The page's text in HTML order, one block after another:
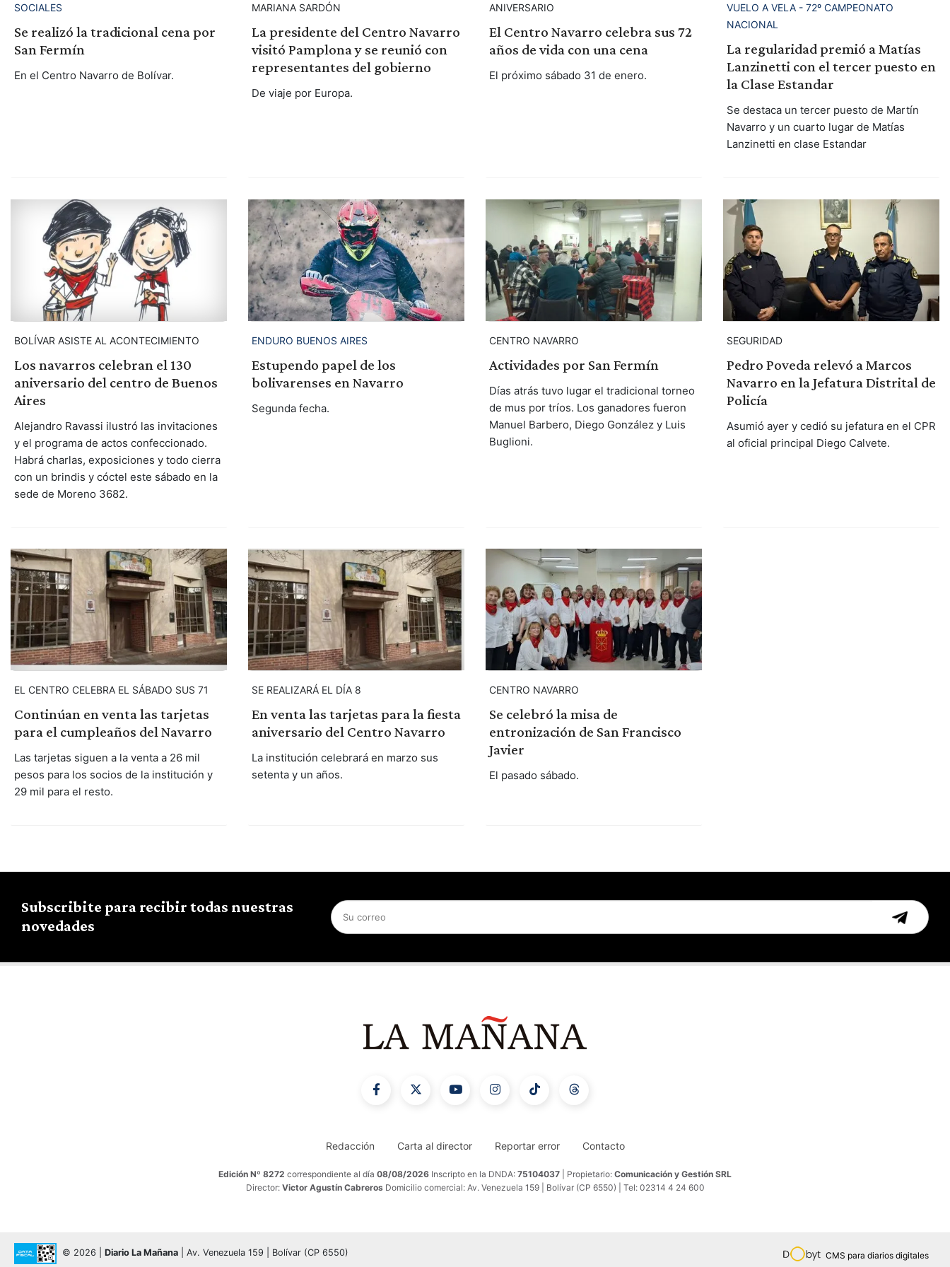
SOCIALES
Se realizó la tradicional cena por
San Fermín
En el Centro Navarro de Bolívar.
MARIANA SARDÓN
La presidente del Centro Navarro
visitó Pamplona y se reunió con
representantes del gobierno
De viaje por Europa.
ANIVERSARIO
El Centro Navarro celebra sus 72
años de vida con una cena
El próximo sábado 31 de enero.
VUELO A VELA - 72º CAMPEONATO
NACIONAL
La regularidad premió a Matías
Lanzinetti con el tercer puesto en
la Clase Estandar
Se destaca un tercer puesto de Martín
Navarro y un cuarto lugar de Matías
Lanzinetti en clase Estandar
BOLÍVAR ASISTE AL ACONTECIMIENTO
Los navarros celebran el 130
aniversario del centro de Buenos
Aires
Alejandro Ravassi ilustró las invitaciones
y el programa de actos confeccionado.
Habrá charlas, exposiciones y todo cierra
con un brindis y cóctel este sábado en la
sede de Moreno 3682.
ENDURO BUENOS AIRES
Estupendo papel de los
bolivarenses en Navarro
Segunda fecha.
CENTRO NAVARRO
Actividades por San Fermín
Días atrás tuvo lugar el tradicional torneo
de mus por tríos. Los ganadores fueron
Manuel Barbero, Diego González y Luis
Buglioni.
SEGURIDAD
Pedro Poveda relevó a Marcos
Navarro en la Jefatura Distrital de
Policía
Asumió ayer y cedió su jefatura en el CPR
al oficial principal Diego Calvete.
EL CENTRO CELEBRA EL SÁBADO SUS 71
Continúan en venta las tarjetas
para el cumpleaños del Navarro
Las tarjetas siguen a la venta a 26 mil
pesos para los socios de la institución y
29 mil para el resto.
SE REALIZARÁ EL DÍA 8
En venta las tarjetas para la fiesta
aniversario del Centro Navarro
La institución celebrará en marzo sus
setenta y un años.
CENTRO NAVARRO
Se celebró la misa de
entronización de San Francisco
Javier
El pasado sábado.
Subscribite para recibir todas nuestras
novedades
Redacción Carta al director Reportar error Contacto
Edición Nº 8272 correspondiente al día 08/08/2026 Inscripto en la DNDA: 75104037 | Propietario: Comunicación y Gestión SRL
Director: Victor Agustín Cabreros Domicilio comercial: Av. Venezuela 159 | Bolívar (CP 6550) | Tel: 02314 4 24 600
© 2026 | Diario La Mañana | Av. Venezuela 159 | Bolívar (CP 6550) CMS para diarios digitales